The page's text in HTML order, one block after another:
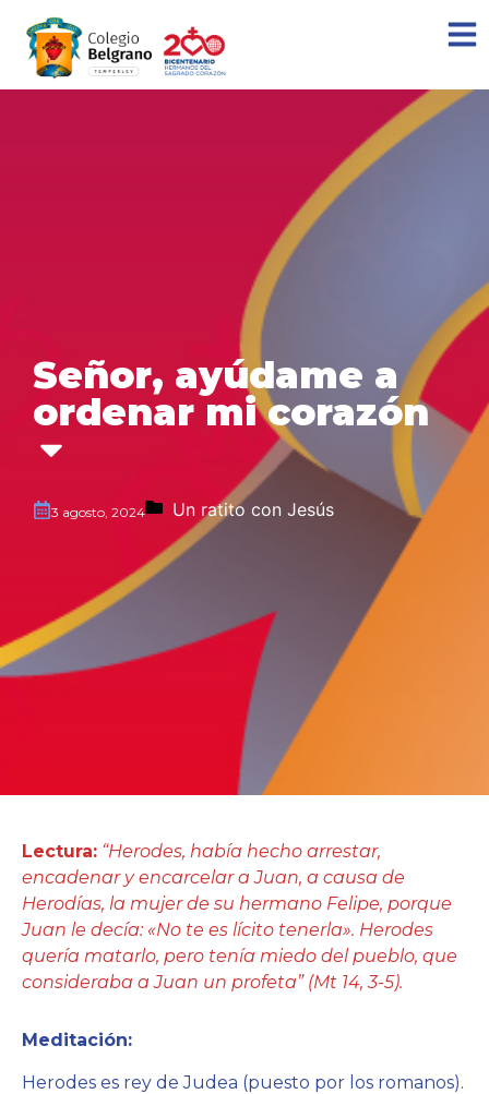
Señor, ayúdame a
ordenar mi corazón
3 agosto, 2024 Un ratito con Jesús
Lectura: “Herodes, había hecho arrestar,
encadenar y encarcelar a Juan, a causa de
Herodías, la mujer de su hermano Felipe, porque
Juan le decía: «No te es lícito tenerla». Herodes
quería matarlo, pero tenía miedo del pueblo, que
consideraba a Juan un profeta” (Mt 14, 3-5).
Meditación:
Herodes es rey de Judea (puesto por los romanos).